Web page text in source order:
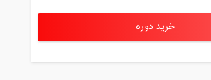
خرید دوره